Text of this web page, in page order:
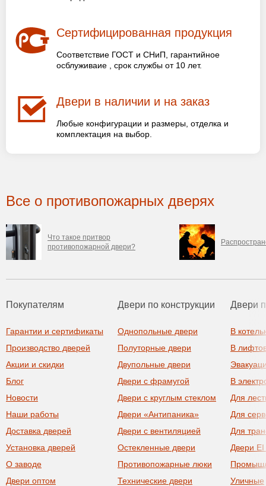
Сертифицированная продукция
Соответствие ГОСТ и СНиП, гарантийное
осблуживаие , срок службы от 10 лет.
Двери в наличии и на заказ
Любые конфигурации и размеры, отделка и
комплектация на выбор.
Все о противопожарных дверях
Что такое притвор
противопожарной двери?
Покупателям
Гарантии и сертификаты
Производство дверей
Акции и скидки
Блог
Новости
Наши работы
Доставка дверей
Установка дверей
О заводе
Двери оптом
Двери по конструкции
Однопольные двери
Полуторные двери
Двупольные двери
Двери с фрамугой
Двери с круглым стеклом
Двери «Антипаника»
Двери с вентиляцией
Остекленные двери
Противопожарные люки
Технические двери
Двери
В
В
В
Для
Для
Для
Двери
Уличные